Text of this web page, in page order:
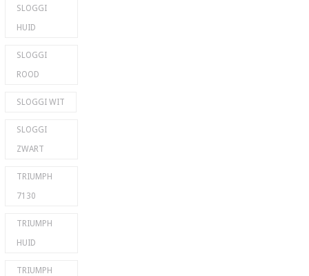
SLOGGI
HUID
SLOGGI
ROOD
SLOGGI WIT
SLOGGI
ZWART
TRIUMPH
7130
TRIUMPH
HUID
TRIUMPH